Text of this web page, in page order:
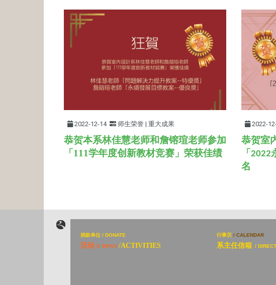
2022-12-14 师生荣誉 | 重大成果
恭贺本系林佳慧老师和詹镕瑄老师参加
「111学年度创新教材竞赛 」荣获佳绩
2022-
恭贺室
「2022
名
捐款单位 / DONATE
活动 x news /ACTIVITIES
行事历 / CALENDAR
系主任信箱 /